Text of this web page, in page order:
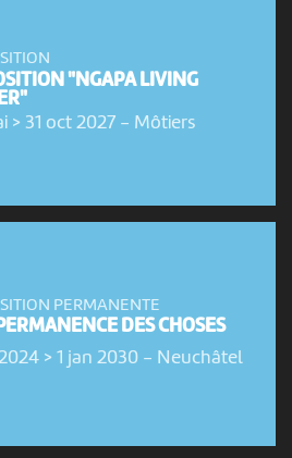
"NGAPA LIVING
> 31 oct 2027- Môtiers
PERMANENTE
DES CHOSES
> 1 jan 2030- Neuchâtel